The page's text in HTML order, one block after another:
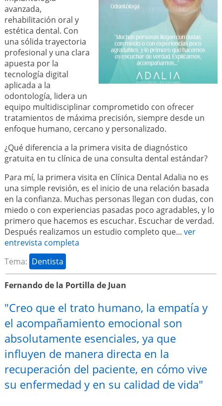
avanzada,
rehabilitación oral y
estética dental. Con
una sólida trayectoria
profesional y una clara
apuesta por la
tecnología digital
aplicada a la
odontología, lidera un
equipo multidisciplinar comprometido con ofrecer
tratamientos de máxima precisión, siempre desde un
enfoque humano, cercano y personalizado.
¿Qué diferencia a la primera visita de diagnóstico
gratuita en tu clínica de una consulta dental estándar?
Para mí, la primera visita en Clínica Dental Adalia no es
una simple revisión, es el inicio de una relación basada
en la confianza. Muchas personas llegan con dudas, con
miedo o con experiencias pasadas poco agradables, y lo
primero que hacemos es escuchar. Escuchar de verdad.
Después realizamos un estudio completo que... ver
entrevista completa
Tema: Dentista
Fernando de la Portilla de Juan
"Creo que el trato humano, la empatía y
el acompañamiento emocional son
absolutamente esenciales, ya que
influyen de manera directa en la
recuperación del paciente, en cómo vive
su enfermedad y en su calidad de vida"